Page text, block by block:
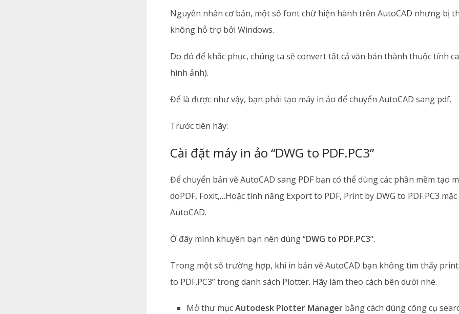
Nguyên nhân cơ bản, một số font chữ hiện hành trên AutoCAD nhưng bị
không hỗ trợ bởi Windows.
Do đó để khắc phục, chúng ta sẽ convert tất cả văn bản thành thuộc tính
hình ảnh).
Để là được như vậy, bạn phải tạo máy in ảo để chuyển AutoCAD sang pdf.
Trước tiên hãy:
Cài đặt máy in ảo “DWG to PDF.PC3”
Để chuyển bản vẽ AutoCAD sang PDF bạn có thể dùng các phần mềm tạo
doPDF, Foxit,…Hoặc tính năng Export to PDF, Print by DWG to PDF.PC3
AutoCAD.
Ở đây mình khuyên bạn nên dùng “DWG to PDF.PC3“.
Trong một số trường hợp, khi in bản vẽ AutoCAD bạn không tìm thấy
to PDF.PC3” trong danh sách Plotter. Hãy làm theo cách bên dưới nhé.
Mở thư mụcAutodesk Plotter Manager bằng cách dùng công cụ